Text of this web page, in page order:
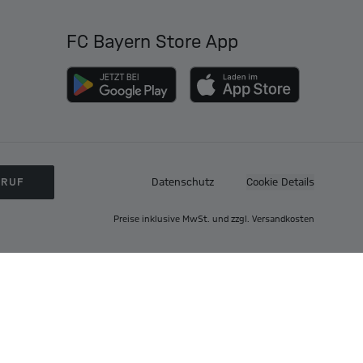
FC Bayern Store App
Datenschutz Cookie Details
Preise inklusive MwSt. und zzgl. Versandkosten